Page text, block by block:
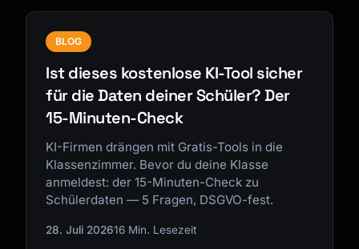
BLOG
Ist dieses kostenlose KI-Tool sicher
für die Daten deiner Schüler? Der
15-Minuten-Check
KI-Firmen drängen mit Gratis-Tools in die
Klassenzimmer. Bevor du deine Klasse
anmeldest: der 15-Minuten-Check zu
Schülerdaten — 5 Fragen, DSGVO-fest.
28. Juli 202616 Min. Lesezeit